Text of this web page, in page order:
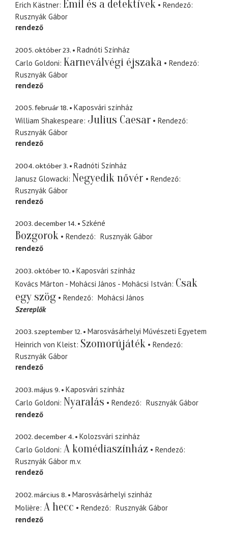
Erich Kästner Emil és a detektívek
Rendező
Rusznyák Gábor
rendező
2005. október 23.
Radnóti Színház
Carlo Goldoni Karneválvégi éjszaka
Rendező
Rusznyák Gábor
rendező
2005. február 18.
Kaposvári színház
William Shakespeare Julius Caesar
Rendező
Rusznyák Gábor
rendező
2004. október 3.
Radnóti Színház
Janusz Glowacki Negyedik nővér
Rendező
Rusznyák Gábor
rendező
2003. december 14. Szkéné
Bozgorok Rendező
Rusznyák Gábor
rendező
2003. október 10.
Kaposvári színház
Kovács Márton - Mohácsi János - Mohácsi István Csak
egy szög
Rendező
Mohácsi János
Szereplők
2003. szeptember 12.
Marosvásárhelyi Művészeti Egyetem
Heinrich von Kleist Szomorújáték
Rendező
Rusznyák Gábor
rendező
2003. május 9.
Kaposvári színház
Carlo Goldoni Nyaralás Rendező
Rusznyák Gábor
rendező
2002. december 4.
Kolozsvári színház
Carlo Goldoni A komédiaszínház
Rendező
Rusznyák Gábor m.v.
rendező
2002. március 8.
Marosvásárhelyi szinház
Molière A hecc Rendező
Rusznyák Gábor
rendező